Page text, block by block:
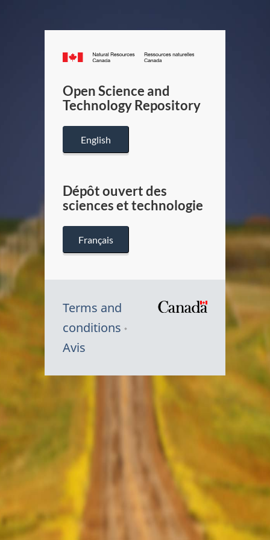
Canada.ca
/
Canada
Open Science and
Technology Repository
English
Dépôt ouvert des
sciences et technologie
Français
Terms and
conditions
Avis
Symbole
Canada